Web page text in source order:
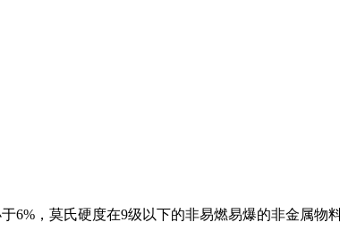
，莫氏硬度在9级以下的非易燃易爆的非金属物